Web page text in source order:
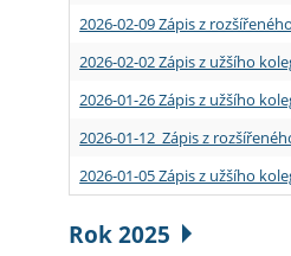
2026-02-09 Zápis z
2026-02-02 Zápis z užšího
2026-01-26 Zápis z užšího
2026-01-12 Zápis z
2026-01-05 Zápis z užšího
Rok 2025